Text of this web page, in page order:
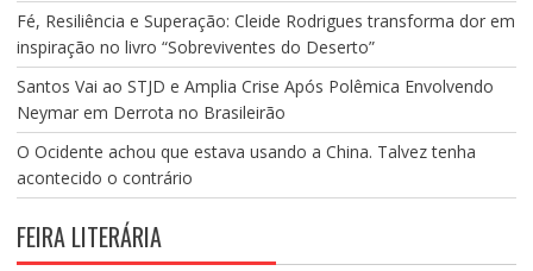
Fé, Resiliência e Superação: Cleide Rodrigues transforma dor em
inspiração no livro “Sobreviventes do Deserto”
Santos Vai ao STJD e Amplia Crise Após Polêmica Envolvendo
Neymar em Derrota no Brasileirão
O Ocidente achou que estava usando a China. Talvez tenha
acontecido o contrário
FEIRA LITERÁRIA